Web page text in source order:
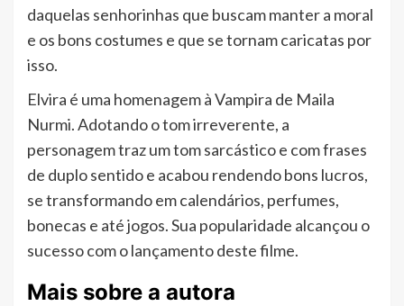
daquelas senhorinhas que buscam manter a moral
e os bons costumes e que se tornam caricatas por
isso.
Elvira é uma homenagem à Vampira de Maila
Nurmi. Adotando o tom irreverente, a
personagem traz um tom sarcástico e com frases
de duplo sentido e acabou rendendo bons lucros,
se transformando em calendários, perfumes,
bonecas e até jogos. Sua popularidade alcançou o
sucesso com o lançamento deste filme.
Mais sobre a autora